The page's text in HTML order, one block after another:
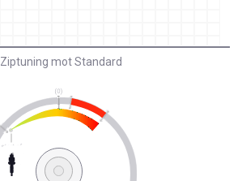
Ziptuning mot Standard